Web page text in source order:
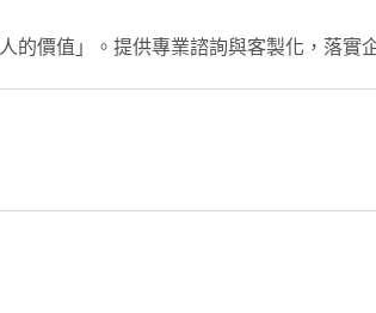
的價值」。提供專業諮詢與客製化，落實